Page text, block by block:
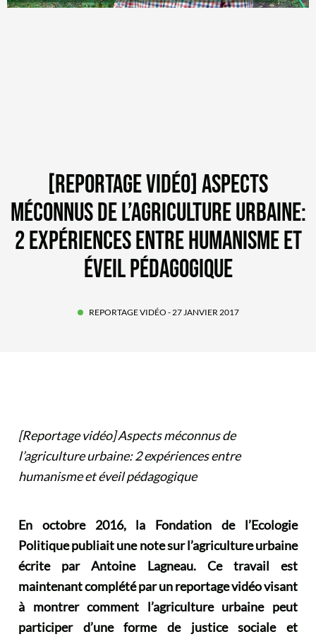
[REPORTAGE VIDÉO] ASPECTS
MÉCONNUS DE L’AGRICULTURE URBAINE:
2 EXPÉRIENCES ENTRE HUMANISME ET
ÉVEIL PÉDAGOGIQUE
REPORTAGE VIDÉO - 27 JANVIER 2017
[Reportage vidéo] Aspects méconnus de
l’agriculture urbaine: 2 expériences entre
humanisme et éveil pédagogique
En octobre 2016, la Fondation de l’Ecologie
Politique publiait une note sur l’agriculture urbaine
écrite par Antoine Lagneau. Ce travail est
maintenant complété par un reportage vidéo visant
à montrer comment l’agriculture urbaine peut
participer d’une forme de justice sociale et